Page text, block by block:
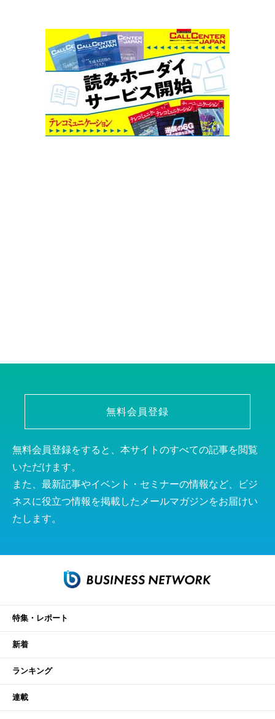
無料会員登録
無料会員登録をすると、本サイトのすべての記事を閲覧
いただけます。
また、最新記事やイベント・セミナーの情報など、ビジ
ネスに役立つ情報を掲載したメールマガジンをお届けい
たします。
特集・レポート
新着
ランキング
連載